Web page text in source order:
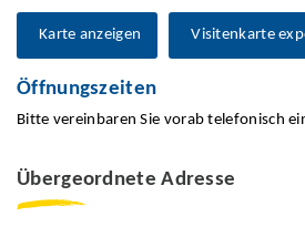
Karte anzeigen Visitenkarte
Öffnungszeiten
Bitte vereinbaren Sie vorab telefonisch
Übergeordnete Adresse